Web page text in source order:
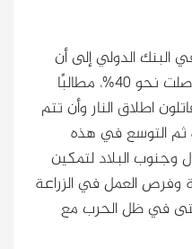
البنك الدولي إلى أن
البطالة وسط الشباب تحديدًا وصلت نحو 40%، مطالبًا
اطلاق النار وأن تتم
ثم التوسع في هذه
البلاد لتمكين
وفرص العمل في الزراعة
في ظل الحرب مع